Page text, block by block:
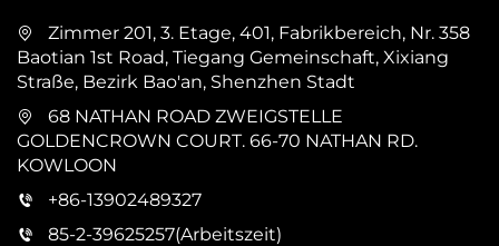
Zimmer 201, 3. Etage, 401, Fabrikbereich, Nr. 358
Baotian 1st Road, Tiegang Gemeinschaft, Xixiang
Straße, Bezirk Bao'an, Shenzhen Stadt
68 NATHAN ROAD ZWEIGSTELLE
GOLDENCROWN COURT. 66-70 NATHAN RD.
KOWLOON
+86-13902489327
85-2-39625257(Arbeitszeit)